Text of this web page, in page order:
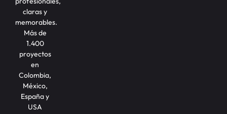
claras y
memorables.
Más de
1.400
proyectos
en
Colombia,
México,
España y
USA